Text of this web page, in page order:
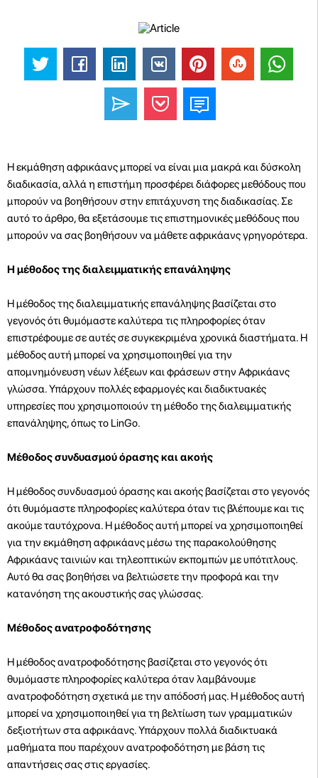
Η εκμάθηση αφρικάανς μπορεί να είναι μια μακρά και δύσκολη
διαδικασία, αλλά η επιστήμη προσφέρει διάφορες μεθόδους που
μπορούν να βοηθήσουν στην επιτάχυνση της διαδικασίας. Σε
αυτό το άρθρο, θα εξετάσουμε τις επιστημονικές μεθόδους που
μπορούν να σας βοηθήσουν να μάθετε αφρικάανς γρηγορότερα.
Η μέθοδος της διαλειμματικής επανάληψης
Η μέθοδος της διαλειμματικής επανάληψης βασίζεται στο
γεγονός ότι θυμόμαστε καλύτερα τις πληροφορίες όταν
επιστρέφουμε σε αυτές σε συγκεκριμένα χρονικά διαστήματα. Η
μέθοδος αυτή μπορεί να χρησιμοποιηθεί για την
απομνημόνευση νέων λέξεων και φράσεων στην Αφρικάανς
γλώσσα. Υπάρχουν πολλές εφαρμογές και διαδικτυακές
υπηρεσίες που χρησιμοποιούν τη μέθοδο της διαλειμματικής
επανάληψης, όπως το LinGo.
Μέθοδος συνδυασμού όρασης και ακοής
Η μέθοδος συνδυασμού όρασης και ακοής βασίζεται στο γεγονός
ότι θυμόμαστε πληροφορίες καλύτερα όταν τις βλέπουμε και τις
ακούμε ταυτόχρονα. Η μέθοδος αυτή μπορεί να χρησιμοποιηθεί
για την εκμάθηση αφρικάανς μέσω της παρακολούθησης
Αφρικάανς ταινιών και τηλεοπτικών εκπομπών με υπότιτλους.
Αυτό θα σας βοηθήσει να βελτιώσετε την προφορά και την
κατανόηση της ακουστικής σας γλώσσας.
Μέθοδος ανατροφοδότησης
Η μέθοδος ανατροφοδότησης βασίζεται στο γεγονός ότι
θυμόμαστε πληροφορίες καλύτερα όταν λαμβάνουμε
ανατροφοδότηση σχετικά με την απόδοσή μας. Η μέθοδος αυτή
μπορεί να χρησιμοποιηθεί για τη βελτίωση των γραμματικών
δεξιοτήτων στα αφρικάανς. Υπάρχουν πολλά διαδικτυακά
μαθήματα που παρέχουν ανατροφοδότηση με βάση τις
απαντήσεις σας στις εργασίες.